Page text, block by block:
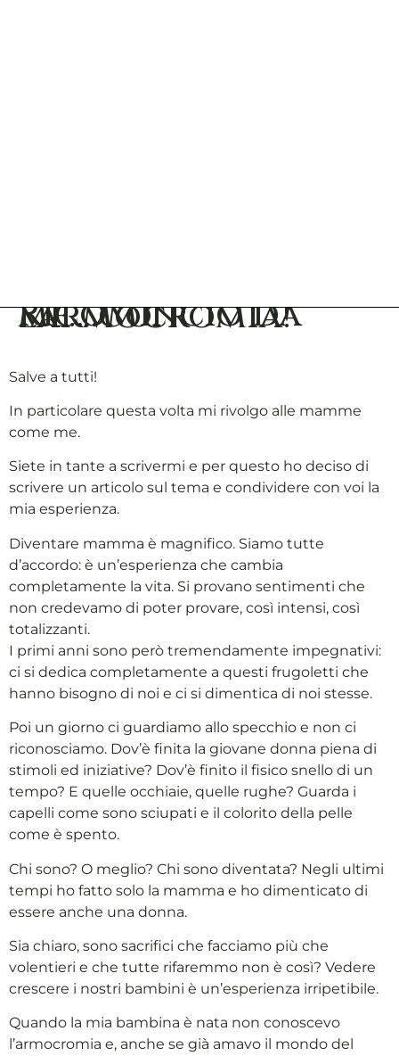
Ricomincio da me….con l’armocromia!
Salve a tutti!
In particolare questa volta mi rivolgo alle mamme
come me.
Siete in tante a scrivermi e per questo ho deciso di
scrivere un articolo sul tema e condividere con voi la
mia esperienza.
Diventare mamma è magnifico. Siamo tutte
d’accordo: è un’esperienza che cambia
completamente la vita. Si provano sentimenti che
non credevamo di poter provare, così intensi, così
totalizzanti.
I primi anni sono però tremendamente impegnativi:
ci si dedica completamente a questi frugoletti che
hanno bisogno di noi e ci si dimentica di noi stesse.
Poi un giorno ci guardiamo allo specchio e non ci
riconosciamo. Dov’è finita la giovane donna piena di
stimoli ed iniziative? Dov’è finito il fisico snello di un
tempo? E quelle occhiaie, quelle rughe? Guarda i
capelli come sono sciupati e il colorito della pelle
come è spento.
Chi sono? O meglio? Chi sono diventata? Negli ultimi
tempi ho fatto solo la mamma e ho dimenticato di
essere anche una donna.
Sia chiaro, sono sacrifici che facciamo più che
volentieri e che tutte rifaremmo non è così? Vedere
crescere i nostri bambini è un’esperienza irripetibile.
Quando la mia bambina è nata non conoscevo
l’armocromia e, anche se già amavo il mondo del